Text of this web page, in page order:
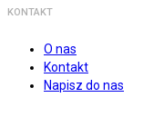
KONTAKT
O nas
Kontakt
Napisz do nas